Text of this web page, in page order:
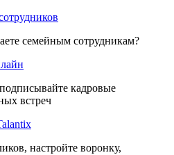
семейным сотрудникам?
кадровые
встреч
настройте воронку,